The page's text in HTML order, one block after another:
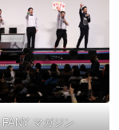
FANY マガジン